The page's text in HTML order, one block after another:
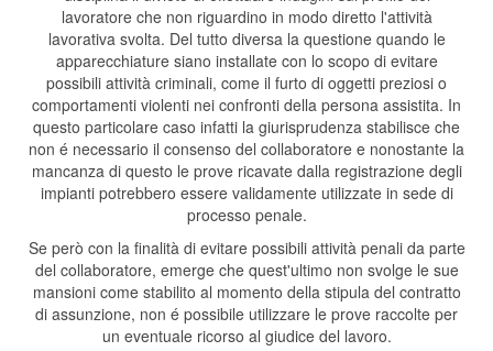
lavoratore che non riguardino in modo diretto l'attività
lavorativa svolta. Del tutto diversa la questione quando le
apparecchiature siano installate con lo scopo di evitare
possibili attività criminali, come il furto di oggetti preziosi o
comportamenti violenti nei confronti della persona assistita. In
questo particolare caso infatti la giurisprudenza stabilisce che
non é necessario il consenso del collaboratore e nonostante la
mancanza di questo le prove ricavate dalla registrazione degli
impianti potrebbero essere validamente utilizzate in sede di
processo penale.
Se però con la finalità di evitare possibili attività penali da parte
del collaboratore, emerge che quest'ultimo non svolge le sue
mansioni come stabilito al momento della stipula del contratto
di assunzione, non é possibile utilizzare le prove raccolte per
un eventuale ricorso al giudice del lavoro.